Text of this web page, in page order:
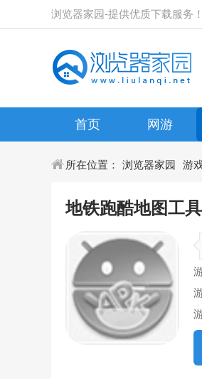
浏览器家园-提供优质下载服务！
首页 网游
所在位置： 浏览器家园 游
地铁跑酷地图工具